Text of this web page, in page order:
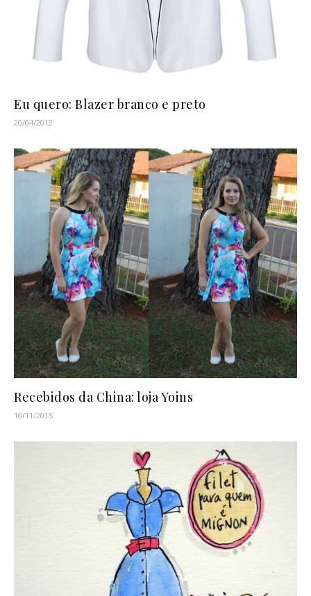
Eu quero: Blazer branco e preto
20/04/2012
Recebidos da China: loja Yoins
10/11/2015